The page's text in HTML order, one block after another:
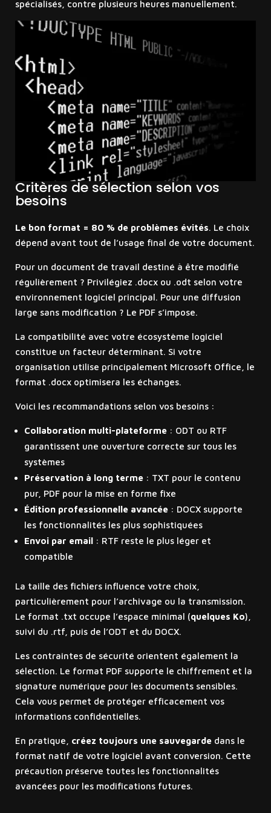
spécialisés, contre plusieurs heures manuellement.
Critères de sélection selon vos
besoins
Le bon format = 80 % de problèmes évités. Le choix
dépend avant tout de l’usage final de votre document.
Pour un document de travail destiné à être modifié
régulièrement ? Privilégiez .docx ou .odt selon votre
environnement logiciel principal. Pour une diffusion
large sans modification ? Le PDF s’impose.
La compatibilité avec votre écosystème logiciel
constitue un facteur déterminant. Si votre
organisation utilise principalement Microsoft Office, le
format .docx optimisera les échanges.
Voici les recommandations selon vos besoins :
Collaboration multi-plateforme: ODT ou RTF
garantissent une ouverture correcte sur tous les
systèmes
Préservation à long terme: TXT pour le contenu
pur, PDF pour la mise en forme fixe
Édition professionnelle avancée: DOCX supporte
les fonctionnalités les plus sophistiquées
Envoi par email: RTF reste le plus léger et
compatible
La taille des fichiers influence votre choix,
particulièrement pour l’archivage ou la transmission.
Le format .txt occupe l’espace minimal (quelques Ko),
suivi du .rtf, puis de l’ODT et du DOCX.
Les contraintes de sécurité orientent également la
sélection. Le format PDF supporte le chiffrement et la
signature numérique pour les documents sensibles.
Cela vous permet de protéger efficacement vos
informations confidentielles.
En pratique, créez toujours une sauvegardedans le
format natif de votre logiciel avant conversion. Cette
précaution préserve toutes les fonctionnalités
avancées pour les modifications futures.